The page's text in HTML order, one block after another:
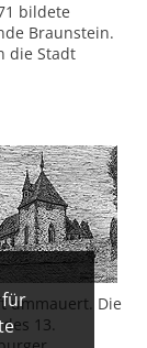
für
bildete
Braunstein.
die Stadt
ummauert. Die
13.